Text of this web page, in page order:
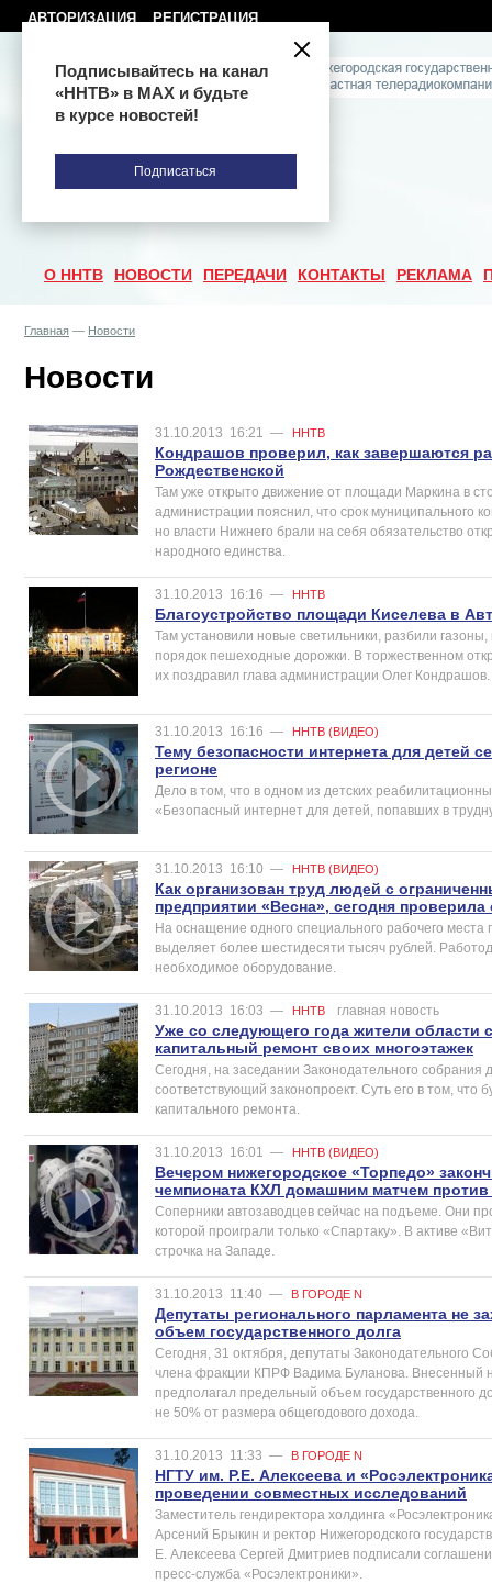
АВТОРИЗАЦИЯ РЕГИСТРАЦИЯ
О ННТВ НОВОСТИ ПЕРЕДАЧИ КОНТАКТЫ РЕКЛАМА
Главная — Новости
Новости
31.10.2013 16:21 — ННТВ
Кондрашов проверил, как завершаются
Рождественской
Там уже открыто движение от площади Маркина в
администрации пояснил, что срок муниципального
но власти Нижнего брали на себя обязательство
народного единства.
31.10.2013 16:16 — ННТВ
Благоустройство площади Киселева в
Там установили новые светильники, разбили
порядок пешеходные дорожки. В торжественном
их поздравил глава администрации Олег Кондрашов.
31.10.2013 16:16 — ННТВ (ВИДЕО)
Тему безопасности интернета для детей
регионе
Дело в том, что в одном из детских
«Безопасный интернет для детей, попавших в
31.10.2013 16:10 — ННТВ (ВИДЕО)
Как организован труд людей с
предприятии «Весна», сегодня
На оснащение одного специального рабочего места
выделяет более шестидесяти тысяч рублей.
необходимое оборудование.
31.10.2013 16:03 — ННТВ главная новость
Уже со следующего года жители области
капитальный ремонт своих многоэтажек
Сегодня, на заседании Законодательного собрания
соответствующий законопроект. Суть его в том,
капитального ремонта.
31.10.2013 16:01 — ННТВ (ВИДЕО)
Вечером нижегородское «Торпедо»
чемпионата КХЛ домашним матчем против
Соперники автозаводцев сейчас на подъеме. Они
которой проиграли только «Спартаку». В активе
строчка на Западе.
31.10.2013 11:40 — В ГОРОДЕ N
Депутаты регионального парламента не
объем государственного долга
Сегодня, 31 октября, депутаты Законодательного
члена фракции КПРФ Вадима Буланова. Внесенный
предполагал предельный объем государственного
не 50% от размера общегодового дохода.
31.10.2013 11:33 — В ГОРОДЕ N
НГТУ им. Р.Е. Алексеева и
проведении совместных исследований
Заместитель гендиректора холдинга
Арсений Брыкин и ректор Нижегородского
Е. Алексеева Сергей Дмитриев подписали
пресс-служба «Росэлектроники».
Подписывайтесь на канал
«ННТВ» в МАХ и будьте
в курсе новостей!
Подписаться